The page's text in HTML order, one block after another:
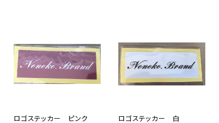
ロゴステッカー ピンク
ロゴステッカー 白